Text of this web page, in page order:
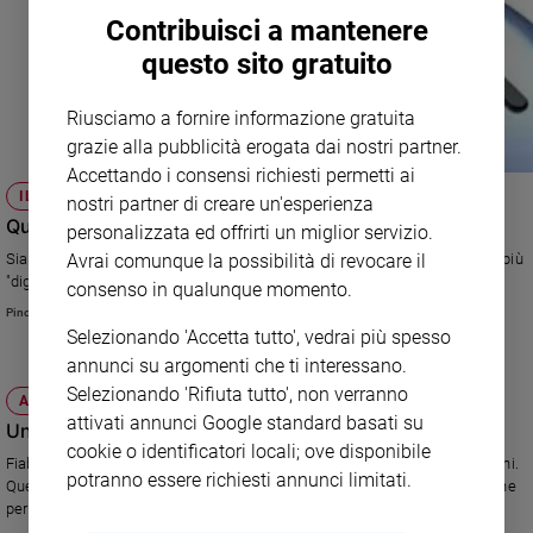
Bioetica
Vai
Riflessioni
Foto
Video
Podcast
IL DIGITALE CHE C'È IN NOI
Quel pasticciaccio brutto del Wi-Fi
Siamo messi male, o benissimo, secondo i punti di vista. Perché siamo più
"digitali" di quanto diamo a intendere.
Pino Pignatta
ATTUALITÀ
Una Piccola Radio per piccoli ascoltatori
Fiabe tradizionali e moderne, ricette di cucina, itinerari di viaggio e canzoni.
Questi gli ingredienti della nuova iniziativa Rai: Radio Tre, un canale on line
per i bambini.
Contribuisci a mantenere
questo sito gratuito
Riusciamo a fornire informazione gratuita
grazie alla pubblicità erogata dai nostri partner.
Accettando i consensi richiesti permetti ai
nostri partner di creare un'esperienza
personalizzata ed offrirti un miglior servizio.
Avrai comunque la possibilità di revocare il
consenso in qualunque momento.
Selezionando 'Accetta tutto', vedrai più spesso
annunci su argomenti che ti interessano.
Selezionando 'Rifiuta tutto', non verranno
attivati annunci Google standard basati su
cookie o identificatori locali; ove disponibile
potranno essere richiesti annunci limitati.